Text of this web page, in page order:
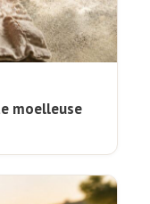
moelleuse